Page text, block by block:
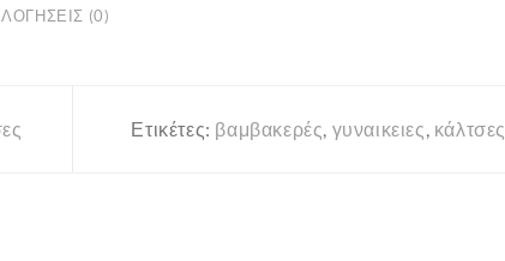
(0)
Ετικέτες: βαμβακερές, γυναικειες, κάλτσες